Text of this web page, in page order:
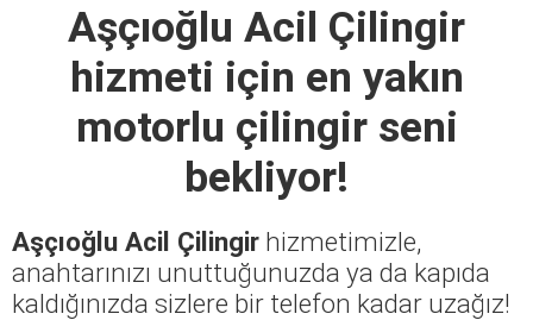
Aşçıoğlu Acil Çilingir
hizmeti için en yakın
motorlu çilingir seni
bekliyor!
Aşçıoğlu Acil Çilingir hizmetimizle,
anahtarınızı unuttuğunuzda ya da kapıda
kaldığınızda sizlere bir telefon kadar uzağız!